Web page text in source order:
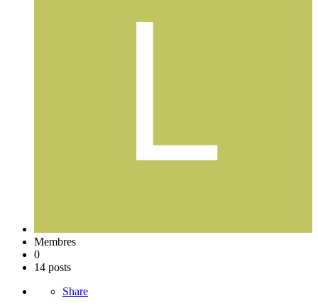
Membres
0
14 posts
Share